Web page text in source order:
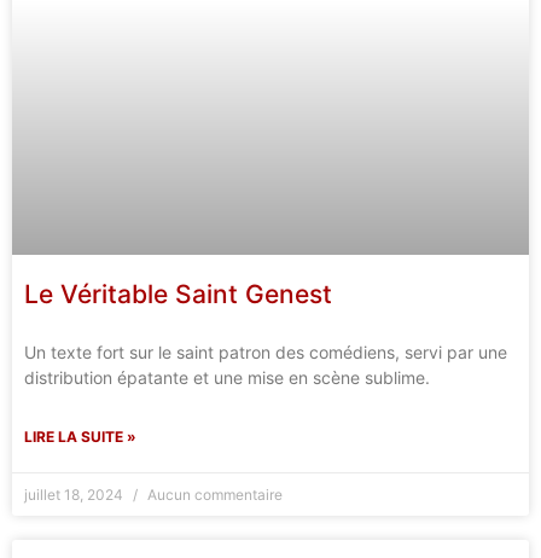
Le Véritable Saint Genest
Un texte fort sur le saint patron des comédiens, servi par une
distribution épatante et une mise en scène sublime.
LIRE LA SUITE »
juillet 18, 2024 Aucun commentaire